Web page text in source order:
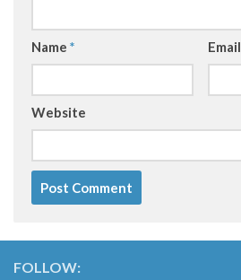
Name * Email
Website
FOLLOW: